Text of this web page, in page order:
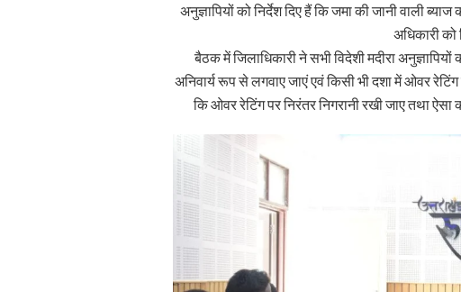
अनुज्ञापियों को निर्देश दिए हैं कि जमा की जानी वाली
अधिकारी को
बैठक में जिलाधिकारी ने सभी विदेशी मदीरा
अनिवार्य रूप से लगवाए जाएं एवं किसी भी दशा में ओवर
कि ओवर रेटिंग पर निरंतर निगरानी रखी जाए तथा